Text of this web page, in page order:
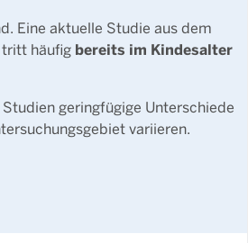
Eine aktuelle Studie aus dem
tritt häufig bereits im Kindesalter
geringfügige Unterschiede
variieren.